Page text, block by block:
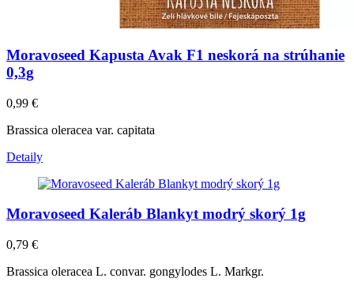
Moravoseed Kapusta Avak F1 neskorá na strúhanie
0,3g
0,99 €
Brassica oleracea var. capitata
Detaily
Moravoseed Kaleráb Blankyt modrý skorý 1g
0,79 €
Brassica oleracea L. convar. gongylodes L. Markgr.